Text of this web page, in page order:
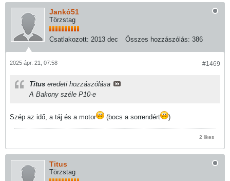
Jankó51
Törzstag
Csatlakozott: 2013 dec Összes hozzászólás: 386
#1469
2025 ápr. 21, 07:58
Titus eredeti hozzászólása
A Bakony széle P10-e
Szép az idő, a táj és a motor (bocs a sorrendért )
2 likes
Titus
Törzstag